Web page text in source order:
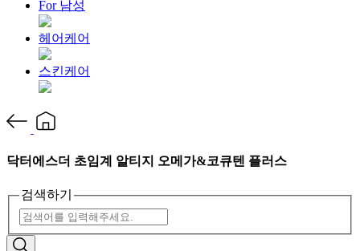
For 남성
헤어케어
스킨케어
닥터에스더 초임계 알티지 오메가&코큐텐 플러스
검색하기